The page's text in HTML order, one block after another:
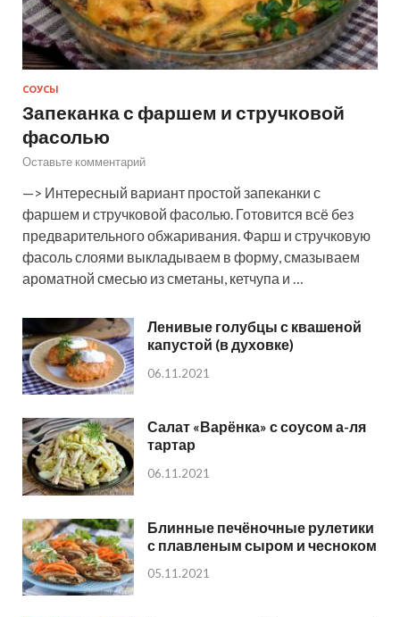
СОУСЫ
Запеканка с фаршем и стручковой
фасолью
Оставьте комментарий
—> Интересный вариант простой запеканки с
фаршем и стручковой фасолью. Готовится всё без
предварительного обжаривания. Фарш и стручковую
фасоль слоями выкладываем в форму, смазываем
ароматной смесью из сметаны, кетчупа и …
Ленивые голубцы с квашеной
капустой (в духовке)
06.11.2021
Салат «Варёнка» с соусом а-ля
тартар
06.11.2021
Блинные печёночные рулетики
с плавленым сыром и чесноком
05.11.2021